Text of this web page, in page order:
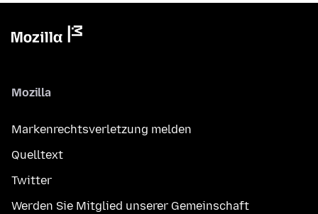
Mozilla
Markenrechtsverletzung melden
Quelltext
Twitter
Werden Sie Mitglied unserer Gemeinschaft